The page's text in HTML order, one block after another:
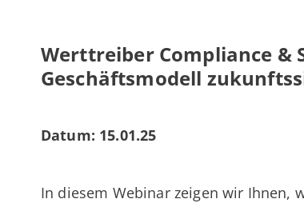
Werttreiber Compliance &
Geschäftsmodell
Datum: 15.01.25
In diesem Webinar zeigen wir Ihnen,